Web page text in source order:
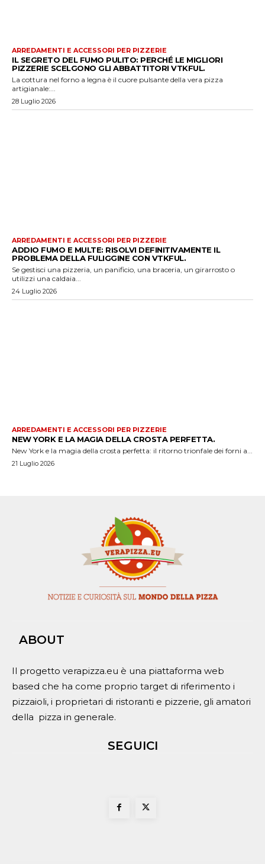
ARREDAMENTI E ACCESSORI PER PIZZERIE
IL SEGRETO DEL FUMO PULITO: PERCHÉ LE MIGLIORI
PIZZERIE SCELGONO GLI ABBATTITORI VTKFUL.
La cottura nel forno a legna è il cuore pulsante della vera pizza
artigianale:...
28 Luglio 2026
ARREDAMENTI E ACCESSORI PER PIZZERIE
ADDIO FUMO E MULTE: RISOLVI DEFINITIVAMENTE IL
PROBLEMA DELLA FULIGGINE CON VTKFUL.
Se gestisci una pizzeria, un panificio, una braceria, un girarrosto o
utilizzi una caldaia...
24 Luglio 2026
ARREDAMENTI E ACCESSORI PER PIZZERIE
NEW YORK E LA MAGIA DELLA CROSTA PERFETTA.
New York e la magia della crosta perfetta: il ritorno trionfale dei forni a...
21 Luglio 2026
ABOUT
Il progetto verapizza.eu è una piattaforma web
based che ha come proprio target di riferimento i
pizzaioli, i proprietari di ristoranti e pizzerie, gli amatori
della pizza in generale.
SEGUICI